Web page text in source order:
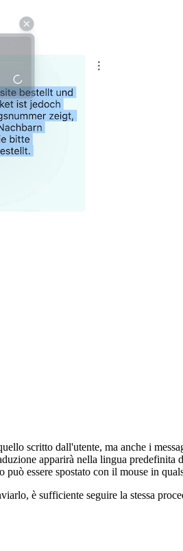
scritto dall'utente, ma anche i
apparirà nella lingua
essere spostato con il mouse in
è sufficiente seguire la stessa